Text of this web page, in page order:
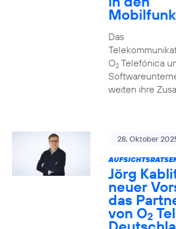
Das
O2Telefónica
weiten ihre
28. Oktober
Jörg
neuer
das
von O2